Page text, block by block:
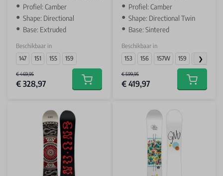
Profiel: Camber
Shape: Directional
Base: Extruded
Beschikbaar in
147
151 155 159
€ 469,95
€ 328,97 Add to cart
Profiel: Camber
Shape: Directional Twin
Base: Sintered
Beschikbaar in
153
156 157W 159 160W
€ 599,95
€ 419,97 Add to